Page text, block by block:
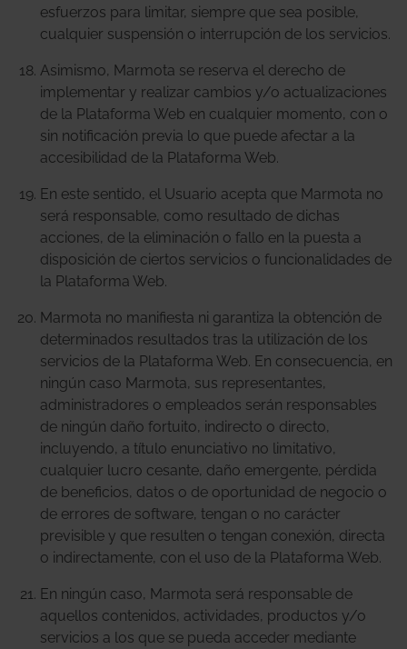
esfuerzos para limitar, siempre que sea posible,
cualquier suspensión o interrupción de los servicios.
Asimismo, Marmota se reserva el derecho de
implementar y realizar cambios y/o actualizaciones
de la Plataforma Web en cualquier momento, con o
sin notificación previa lo que puede afectar a la
accesibilidad de la Plataforma Web.
En este sentido, el Usuario acepta que Marmota no
será responsable, como resultado de dichas
acciones, de la eliminación o fallo en la puesta a
disposición de ciertos servicios o funcionalidades de
la Plataforma Web.
Marmota no manifiesta ni garantiza la obtención de
determinados resultados tras la utilización de los
servicios de la Plataforma Web. En consecuencia, en
ningún caso Marmota, sus representantes,
administradores o empleados serán responsables
de ningún daño fortuito, indirecto o directo,
incluyendo, a título enunciativo no limitativo,
cualquier lucro cesante, daño emergente, pérdida
de beneficios, datos o de oportunidad de negocio o
de errores de software, tengan o no carácter
previsible y que resulten o tengan conexión, directa
o indirectamente, con el uso de la Plataforma Web.
En ningún caso, Marmota será responsable de
aquellos contenidos, actividades, productos y/o
servicios a los que se pueda acceder mediante